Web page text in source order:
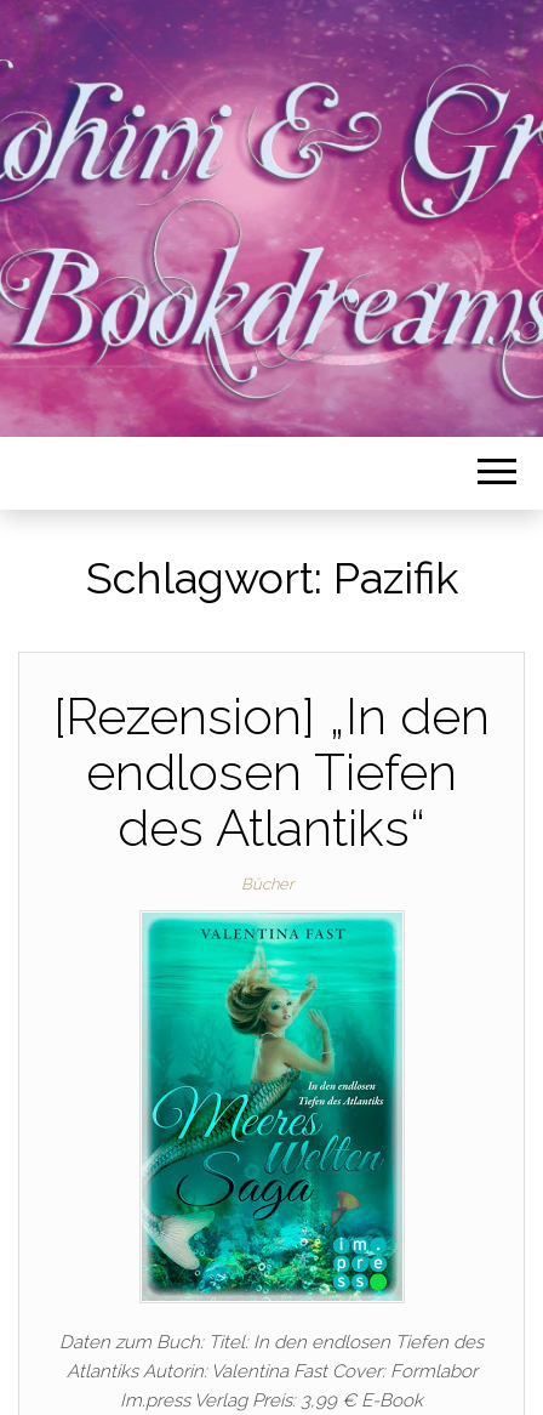
Schlagwort: Pazifik
[Rezension] „In den
endlosen Tiefen
des Atlantiks“
Bücher
Daten zum Buch: Titel: In den endlosen Tiefen des
Atlantiks Autorin: Valentina Fast Cover: Formlabor
Im.press Verlag Preis: 3,99 € E-Book